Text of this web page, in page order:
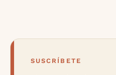
SUSCRÍBETE